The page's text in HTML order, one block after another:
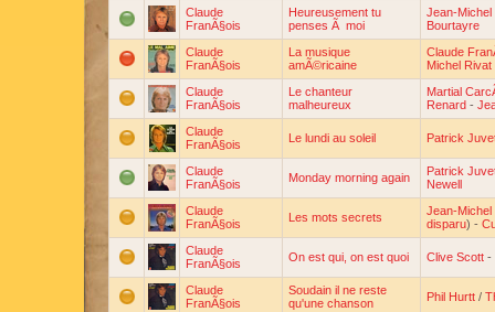
Claude
FranÃ§ois
Heureusement tu
penses Ã moi
Jean-Michel
Bourtayre
Claude
FranÃ§ois
La musique
amÃ©ricaine
Claude
Michel Rivat
Claude
FranÃ§ois
Le chanteur
malheureux
Martial
Renard -
Claude
FranÃ§ois
Le lundi au soleil Patrick
Claude
FranÃ§ois
Monday morning again
Patrick
Newell
Claude
FranÃ§ois
Les mots secrets
Jean-Michel
disparu) -
Claude
FranÃ§ois
On est qui, on est quoi Clive Scott -
Claude
FranÃ§ois
Soudain il ne reste
qu'une chanson
Phil Hurtt /